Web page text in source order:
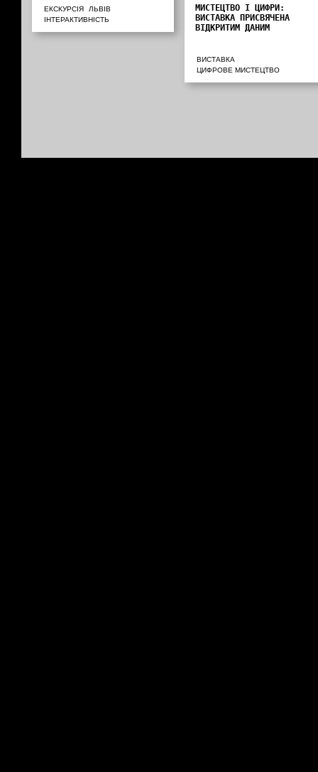
ЕКСКУРСІЯ
ЛЬВІВ
ІНТЕРАКТИВНІСТЬ
МИСТЕЦТВО І ЦИФРИ:
ВИСТАВКА ПРИСВЯЧЕНА
ВІДКРИТИМ ДАНИМ
ВИСТАВКА
ЦИФРОВЕ МИСТЕЦТВО